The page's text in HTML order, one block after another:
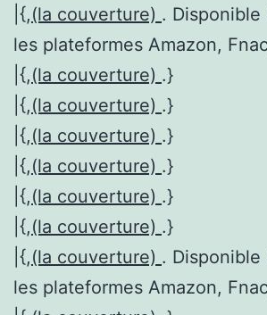
|{,(la couverture) . Disponible
les plateformes Amazon,
|{,(la couverture) .}
|{,(la couverture) .}
|{,(la couverture) .}
|{,(la couverture) .}
|{,(la couverture) .}
|{,(la couverture) .}
|{,(la couverture) . Disponible
les plateformes Amazon,